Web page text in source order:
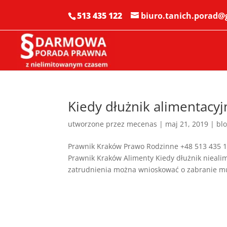
513 435 122
Kiedy dłużnik
utworzone przez mecenas | maj 21, 2019 |
Prawnik Kraków Prawo Rodzinne +48 513
Prawnik Kraków Alimenty Kiedy dłużnik
zatrudnienia można wnioskować o zabranie